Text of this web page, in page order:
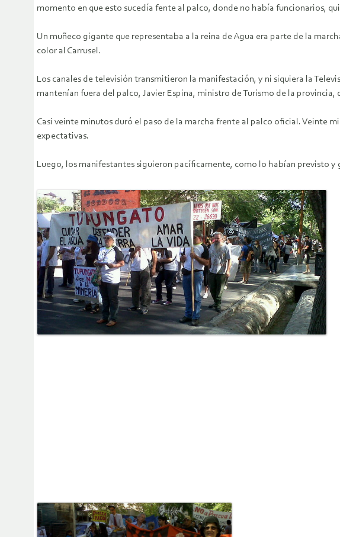
momento en que esto sucedía fente al palco, donde no había funcionarios,
Un muñeco gigante que representaba a la reina de Agua era parte de la
color al Carrusel.
Los canales de televisión transmitieron la manifestación, y ni siquiera la
mantenían fuera del palco, Javier Espina, ministro de Turismo de la
Casi veinte minutos duró el paso de la marcha frente al palco oficial. Veinte
expectativas.
Luego, los manifestantes siguieron pacíficamente, como lo habían previsto y